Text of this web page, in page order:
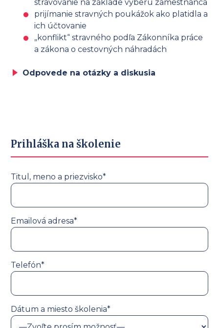
stravovanie na základe výberu zamestnanca
prijímanie stravných poukážok ako platidla a
ich účtovanie
„konflikt“ stravného podľa Zákonníka práce
a zákona o cestovných náhradách
Odpovede na otázky a diskusia
Prihláška na školenie
Titul, meno a priezvisko*
Emailová adresa*
Telefón*
Dátum a miesto školenia*